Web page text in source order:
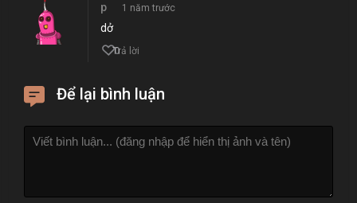
p 1 năm trước
dở
0
Trả lời
Để lại bình luận